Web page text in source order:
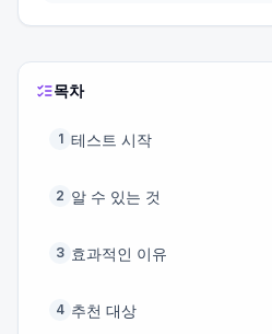
목차
1 테스트 시작
2 알 수 있는 것
3 효과적인 이유
4 추천 대상